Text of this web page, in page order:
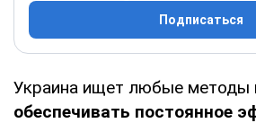
Подписаться
Украина ищет любые методы
обеспечивать постоянное